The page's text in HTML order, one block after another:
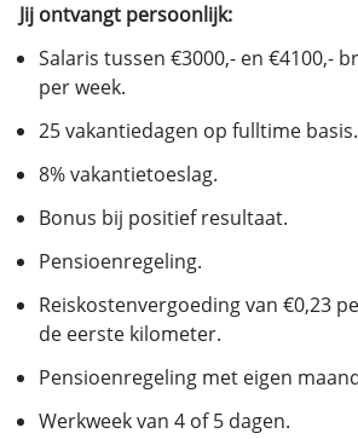
Jij ontvangt persoonlijk:
Salaris tussen €3000,- en €4100,-
per week.
25 vakantiedagen op fulltime basis.
8% vakantietoeslag.
Bonus bij positief resultaat.
Pensioenregeling.
Reiskostenvergoeding van €0,23
de eerste kilometer.
Pensioenregeling met eigen
Werkweek van 4 of 5 dagen.